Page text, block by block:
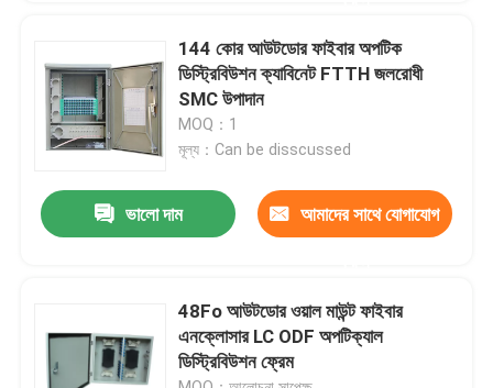
144 কোর আউটডোর ফাইবার অপটিক
ডিস্ট্রিবিউশন ক্যাবিনেট FTTH জলরোধী
SMC উপাদান
MOQ：1
মূল্য：Can be disscussed
ভালো দাম আমাদের সাথে যোগাযোগ
48Fo আউটডোর ওয়াল মাউন্ট ফাইবার
এনক্লোসার LC ODF অপটিক্যাল
ডিস্ট্রিবিউশন ফ্রেম